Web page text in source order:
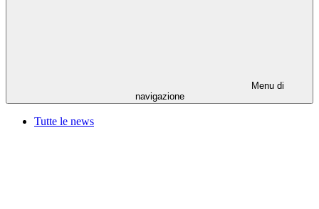
Menu di
navigazione
Tutte le news